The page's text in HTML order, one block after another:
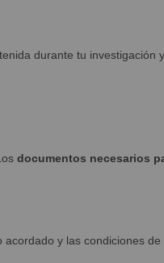
durante tu investigación
documentos necesarios
y las condiciones de